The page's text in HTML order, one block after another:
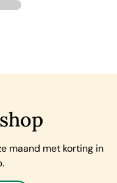
maand met korting in